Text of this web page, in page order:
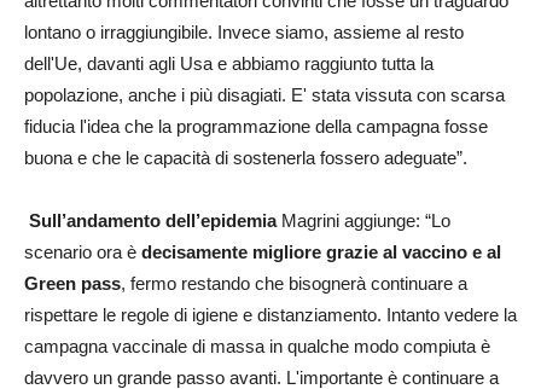
lontano o irraggiungibile. Invece siamo, assieme al resto
dell'Ue, davanti agli Usa e abbiamo raggiunto tutta la
popolazione, anche i più disagiati. E' stata vissuta con scarsa
fiducia l'idea che la programmazione della campagna fosse
buona e che le capacità di sostenerla fossero adeguate”.
Sull’andamento dell’epidemiaMagrini aggiunge: “Lo
scenario ora è decisamente migliore grazie al vaccino e al
Green pass, fermo restando che bisognerà continuare a
rispettare le regole di igiene e distanziamento. Intanto vedere la
campagna vaccinale di massa in qualche modo compiuta è
davvero un grande passo avanti. L'importante è continuare a